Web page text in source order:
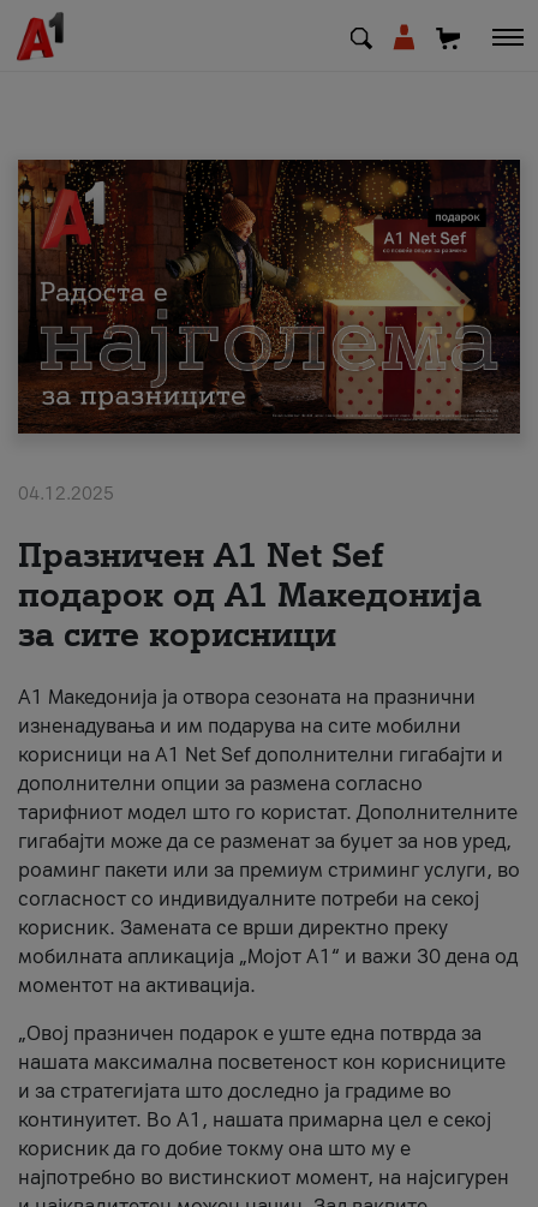
МК EN SQ
Приватни Деловни
Поддршка
Надополни кредит
За нас
#ПодобарОнлајн
04.12.2025
Празничен A1 Net Sеf
подарок од А1 Македонија
за сите корисници
А1 Македонија ја отвора сезоната на празнични
изненадувања и им подарува на сите мобилни
корисници на A1 Net Sef дополнителни гигабајти и
дополнителни опции за размена согласно
тарифниот модел што го користат. Дополнителните
гигабајти може да се разменат за буџет за нов уред,
роаминг пакети или за премиум стриминг услуги, во
согласност со индивидуалните потреби на секој
корисник. Замената се врши директно преку
мобилната апликација „Мојот А1“ и важи 30 дена од
моментот на активација.
„Овој празничен подарок е уште една потврда за
нашата максимална посветеност кон корисниците
и за стратегијата што доследно ја градиме во
континуитет. Во А1, нашата примарна цел е секој
корисник да го добие токму она што му е
најпотребно во вистинскиот момент, на најсигурен